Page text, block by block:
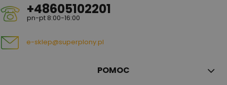
+48605102201
pn-pt 8:00-16:00
e-sklep@superplony.pl
POMOC